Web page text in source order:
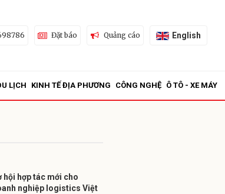
Đặt báo Quảng cáo English
LỊCH KINH TẾ ĐỊA PHƯƠNG CÔNG NGHỆ Ô TÔ - XE MÁY
hội hợp tác mới cho
nghiệp logistics Việt